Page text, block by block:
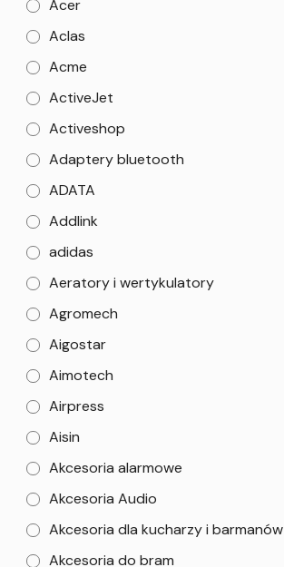
Acer
Aclas
Acme
ActiveJet
Activeshop
Adaptery bluetooth
ADATA
Addlink
adidas
Aeratory i wertykulatory
Agromech
Aigostar
Aimotech
Airpress
Aisin
Akcesoria alarmowe
Akcesoria Audio
Akcesoria dla kucharzy i barmanów
Akcesoria do bram